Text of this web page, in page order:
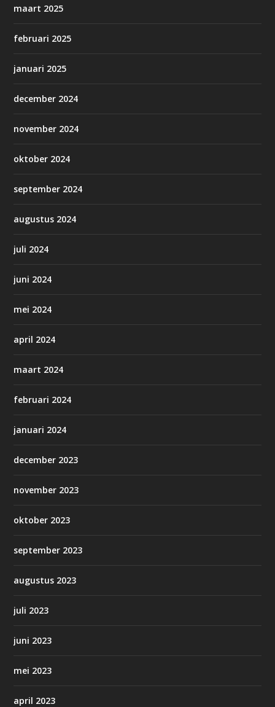
maart 2025
februari 2025
januari 2025
december 2024
november 2024
oktober 2024
september 2024
augustus 2024
juli 2024
juni 2024
mei 2024
april 2024
maart 2024
februari 2024
januari 2024
december 2023
november 2023
oktober 2023
september 2023
augustus 2023
juli 2023
juni 2023
mei 2023
april 2023